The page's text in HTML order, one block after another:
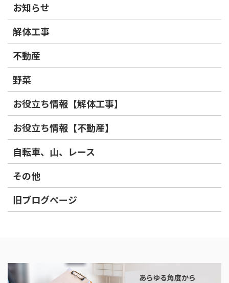
お知らせ
解体工事
不動産
野菜
お役立ち情報【解体工事】
お役立ち情報【不動産】
自転車、山、レース
その他
旧ブログページ